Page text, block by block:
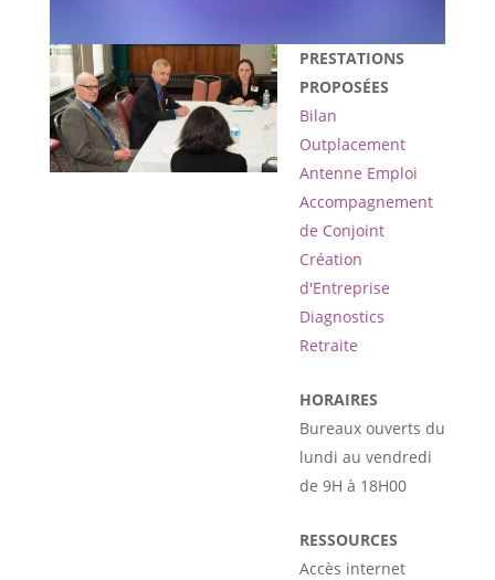
PRESTATIONS
PROPOSÉES
Bilan
Outplacement
Antenne Emploi
Accompagnement
de Conjoint
Création
d'Entreprise
Diagnostics
Retraite
HORAIRES
Bureaux ouverts du
lundi au vendredi
de 9H à 18H00
RESSOURCES
Accès internet